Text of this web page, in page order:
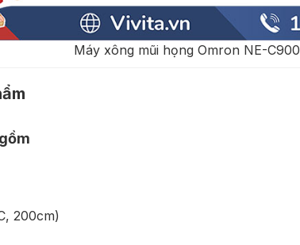
Máy xông mũi họng Omron NE-C900
200cm)